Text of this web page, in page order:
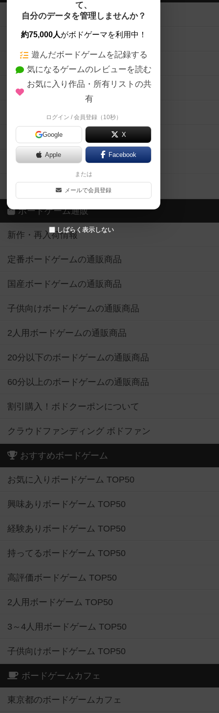
て、
自分のデータを管理しませんか？
約75,000人がボドゲーマを利用中！
遊んだボードゲームを記録する
気になるゲームのレビューを読む
お気に入り作品・所有リストの共
有
ログイン / 会員登録（10秒）
Google X
Apple Facebook
または
メールで会員登録
しばらく表示しない
ボードゲームを検索する
ボードゲームの新着レビュー
ボードゲーム会情報
メカニクス特集
掲示板・トピックス
ボドとも・会員一覧
ボードゲーム業界コラム
ボドゲーマご利用案内
ボードゲーム通販
新作・再入荷情報
定番ボードゲームの通販商品
国産ボードゲームの通販商品
子供向けボードゲームの通販商品
2人用ボードゲームの通販商品
20分以下のボードゲームの通販商品
60分以上のボードゲームの通販商品
割引購入！ボドクーポンについて
クラウドファンディング ボドファン
おすすめボードゲーム
お気に入りボードゲーム TOP50
興味ありボードゲーム TOP50
経験ありボードゲーム TOP50
持ってるボードゲーム TOP50
高評価ボードゲーム TOP50
2人用ボードゲーム TOP50
3～4人用ボードゲーム TOP50
子供向けボードゲーム TOP50
ボードゲームカフェ
東京都のボードゲームカフェ